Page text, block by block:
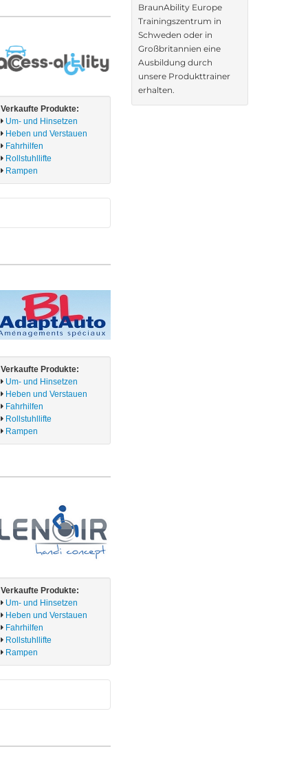
Verkaufte Produkte:
Um- und Hinsetzen
Heben und Verstauen
Fahrhilfen
Rollstuhllifte
Rampen
Verkaufte Produkte:
Um- und Hinsetzen
Heben und Verstauen
Fahrhilfen
Rollstuhllifte
Rampen
Verkaufte Produkte:
Um- und Hinsetzen
Heben und Verstauen
Fahrhilfen
Rollstuhllifte
Rampen
BraunAbility Europe
Trainingszentrum in
Schweden oder in
Großbritannien eine
Ausbildung durch
unsere Produkttrainer
erhalten.